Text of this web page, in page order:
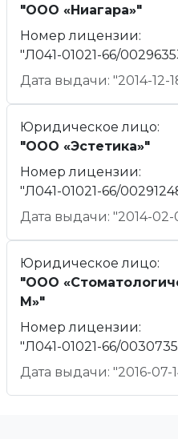
"ООО «Ниагара»"
Номер лицензии:
"Л041-01021-66/
Дата выдачи: "2014-12-
Юридическое лицо:
"ООО «Эстетика»"
Номер лицензии:
"Л041-01021-66/
Дата выдачи: "2014-02-
Юридическое лицо:
"ООО
М»"
Номер лицензии:
"Л041-01021-66/
Дата выдачи: "2016-07-